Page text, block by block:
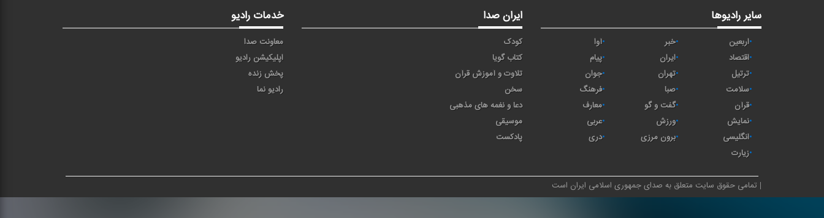
سایر رادیوها
اربعین خبر
آوا
اقتصاد
ايران
پیام
ترتیل
تهران
جوان
سلامت
صبا
فرهنگ
قرآن
گفت و گو
معارف
نمایش
ورزش
عربی
انگلیسی
برون مرزی
دری
زیارت
ایران صدا
کودک
کتاب گویا
تلاوت و آموزش قرآن
سخن
دعا و نغمه های مذهبی
موسیقی
پادکست
خدمات رادیو
معاونت صدا
اپلیکیشن رادیو
پخش زنده
رادیو نما
تمامی حقوق سایت متعلق به صدای جمهوری اسلامی ایران است